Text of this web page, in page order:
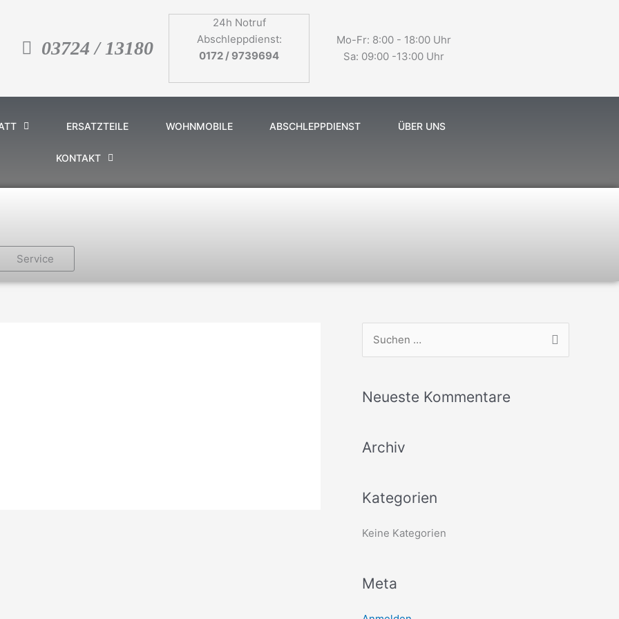
03724 / 13180
24h Notruf
Abschleppdienst:
0172 / 9739694
Mo-Fr: 8:00 - 18:00 Uhr
Sa: 09:00 -13:00 Uhr
ERSATZTEILE WOHNMOBILE ABSCHLEPPDIENST ÜBER UNS
KONTAKT
Service
h
n
h
Neueste Kommentare
Archiv
Kategorien
Keine Kategorien
Meta